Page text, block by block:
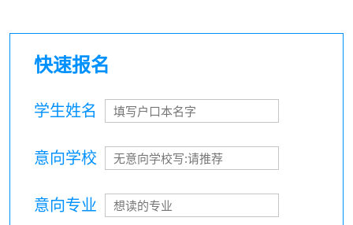
快速报名
学生姓名
意向学校
意向专业